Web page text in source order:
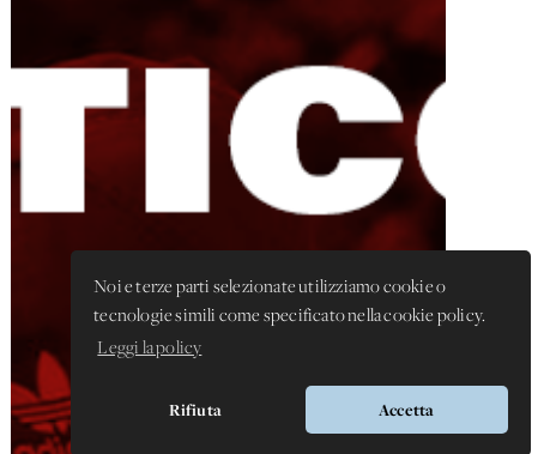
Noi e terze parti selezionate utilizziamo cookie o
tecnologie simili come specificato nella cookie policy.
Leggi la policy
Rifiuta Accetta